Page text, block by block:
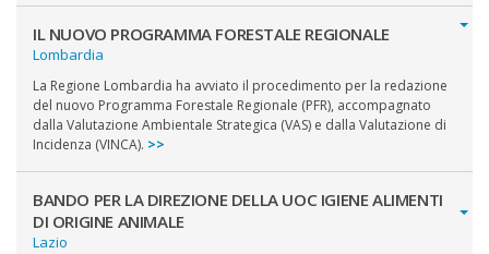
IL NUOVO PROGRAMMA FORESTALE REGIONALE
Lombardia
La Regione Lombardia ha avviato il procedimento per la redazione
del nuovo Programma Forestale Regionale (PFR), accompagnato
dalla Valutazione Ambientale Strategica (VAS) e dalla Valutazione di
Incidenza (VINCA). >>
BANDO PER LA DIREZIONE DELLA UOC IGIENE ALIMENTI
DI ORIGINE ANIMALE
Lazio